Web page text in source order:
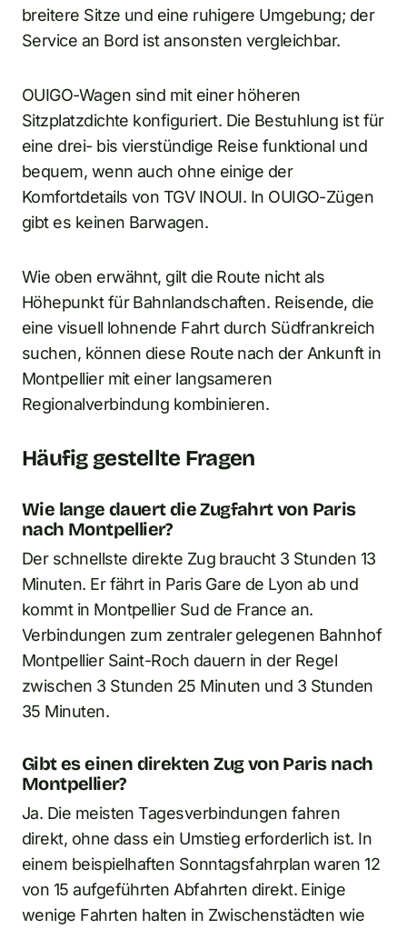
breitere Sitze und eine ruhigere Umgebung; der
Service an Bord ist ansonsten vergleichbar.
OUIGO-Wagen sind mit einer höheren
Sitzplatzdichte konfiguriert. Die Bestuhlung ist für
eine drei- bis vierstündige Reise funktional und
bequem, wenn auch ohne einige der
Komfortdetails von TGV INOUI. In OUIGO-Zügen
gibt es keinen Barwagen.
Wie oben erwähnt, gilt die Route nicht als
Höhepunkt für Bahnlandschaften. Reisende, die
eine visuell lohnende Fahrt durch Südfrankreich
suchen, können diese Route nach der Ankunft in
Montpellier mit einer langsameren
Regionalverbindung kombinieren.
Häufig gestellte Fragen
Wie lange dauert die Zugfahrt von Paris
nach Montpellier?
Der schnellste direkte Zug braucht 3 Stunden 13
Minuten. Er fährt in Paris Gare de Lyon ab und
kommt in Montpellier Sud de France an.
Verbindungen zum zentraler gelegenen Bahnhof
Montpellier Saint-Roch dauern in der Regel
zwischen 3 Stunden 25 Minuten und 3 Stunden
35 Minuten.
Gibt es einen direkten Zug von Paris nach
Montpellier?
Ja. Die meisten Tagesverbindungen fahren
direkt, ohne dass ein Umstieg erforderlich ist. In
einem beispielhaften Sonntagsfahrplan waren 12
von 15 aufgeführten Abfahrten direkt. Einige
wenige Fahrten halten in Zwischenstädten wie